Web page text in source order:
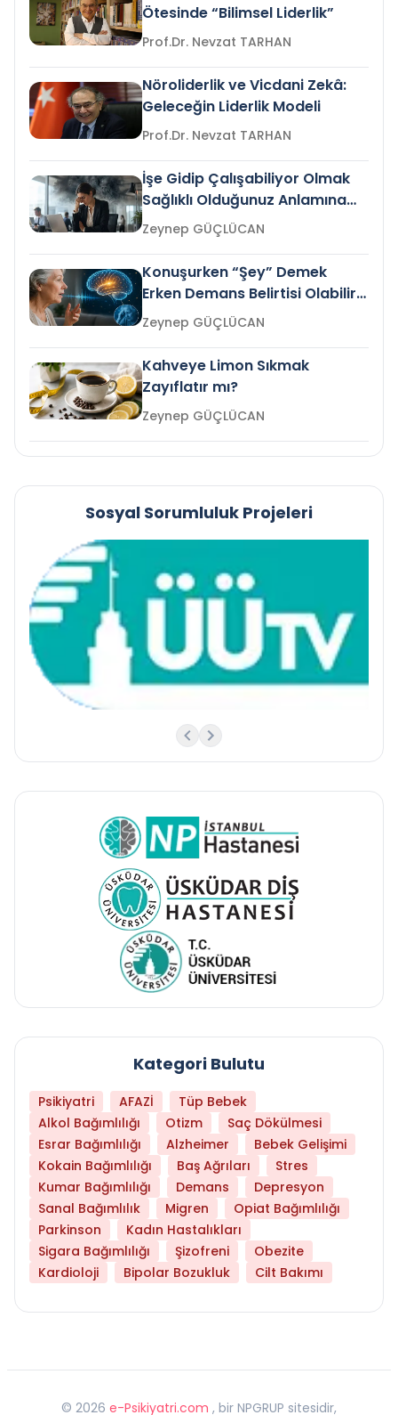
Ötesinde “Bilimsel Liderlik”
Prof.Dr. Nevzat TARHAN
Nöroliderlik ve Vicdani Zekâ:
Geleceğin Liderlik Modeli
Prof.Dr. Nevzat TARHAN
İşe Gidip Çalışabiliyor Olmak
Sağlıklı Olduğunuz Anlamına
Gelir mi?Zeynep GÜÇLÜCAN
Konuşurken “Şey” Demek
Erken Demans Belirtisi Olabilir
mi?
Zeynep GÜÇLÜCAN
Kahveye Limon Sıkmak
Zayıflatır mı?
Zeynep GÜÇLÜCAN
Sosyal Sorumluluk Projeleri
Kategori Bulutu
Psikiyatri AFAZİ
Tüp Bebek
Alkol Bağımlılığı
Otizm
Saç Dökülmesi
Esrar Bağımlılığı
Alzheimer
Bebek Gelişimi
Kokain Bağımlılığı
Baş Ağrıları
Stres
Kumar Bağımlılığı
Demans
Depresyon
Sanal Bağımlılık
Migren
Opiat Bağımlılığı
Parkinson
Kadın Hastalıkları
Sigara Bağımlılığı
Şizofreni
Obezite
Kardioloji
Bipolar Bozukluk Cilt Bakımı
© 2026 e-Psikiyatri.com , bir NPGRUP sitesidir,